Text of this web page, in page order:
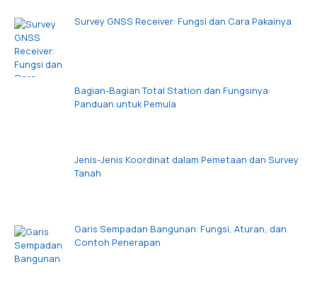
Survey GNSS Receiver: Fungsi dan Cara Pakainya
Bagian-Bagian Total Station dan Fungsinya:
Panduan untuk Pemula
Jenis-Jenis Koordinat dalam Pemetaan dan Survey
Tanah
Garis Sempadan Bangunan: Fungsi, Aturan, dan
Contoh Penerapan